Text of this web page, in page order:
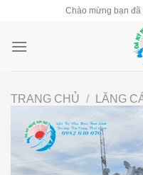
content
Chào mừng bạn
TRANG CHỦ / LĂNG